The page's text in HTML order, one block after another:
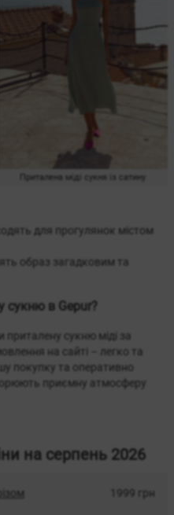
Приталена міді сукня із сатину
для прогулянок містом
образ загадковим та
сукню в Gepur?
сукню міді за
на сайті – легко та
покупку та оперативно
приємну атмосферу
на серпень 2026
1999 грн